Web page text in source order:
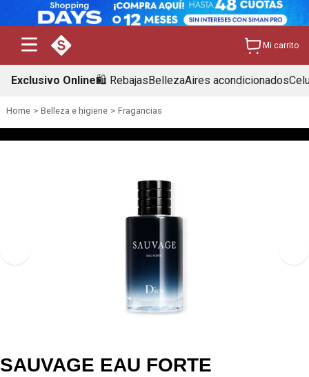
Mi carrito
Exclusivo Online🛍️ RebajasBellezaAires acondicionados
Belleza e higiene Fragancias
SAUVAGE EAU FORTE